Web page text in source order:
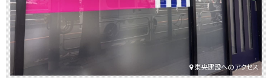
東央建設へのアクセス